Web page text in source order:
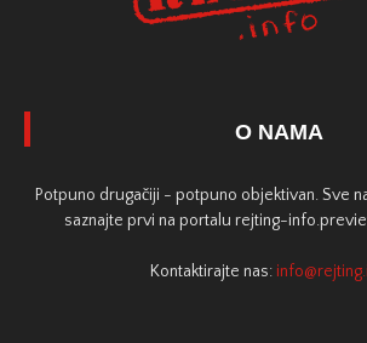
O NAMA
Potpuno drugačiji - potpuno objektivan. Sve
saznajte prvi na portalu rejting-
Kontaktirajte nas: